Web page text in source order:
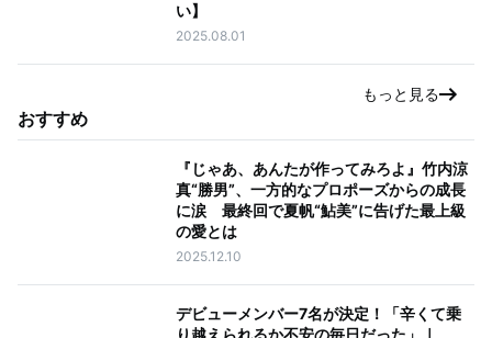
い】
2025.08.01
もっと見る
おすすめ
『じゃあ、あんたが作ってみろよ』竹内涼
真“勝男”、一方的なプロポーズからの成長
に涙 最終回で夏帆“鮎美”に告げた最上級
の愛とは
2025.12.10
デビューメンバー7名が決定！「辛くて乗
り越えられるか不安の毎日だった」｜